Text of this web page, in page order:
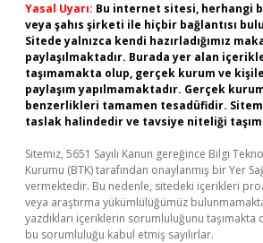
Yasal Uyarı: Bu internet sitesi, herhangi
veya şahıs şirketi ile hiçbir bağlantısı
Sitede yalnızca kendi hazırladığımız
paylaşılmaktadır. Burada yer alan
taşımamakta olup, gerçek kurum ve
paylaşım yapılmamaktadır. Gerçek
benzerlikleri tamamen tesadüfidir.
taslak halindedir ve tavsiye niteliği
Sitemiz, 5651 Sayılı Kanun gereğince Bilgi
Kurumu (BTK) tarafından onaylanmış bir Yer
vermektedir. Bu nedenle, sitedeki içerikleri
veya araştırma yükümlülüğümüz
yazdıkları içeriklerin sorumluluğunu
bu sorumluluğu kabul etmiş sayılırlar.